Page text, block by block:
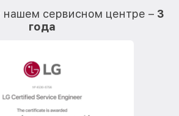
сервисном центре – 3
года